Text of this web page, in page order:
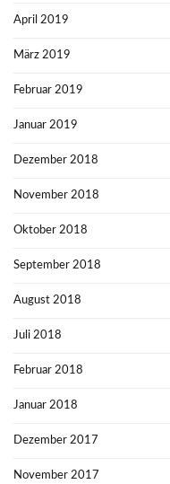
April 2019
März 2019
Februar 2019
Januar 2019
Dezember 2018
November 2018
Oktober 2018
September 2018
August 2018
Juli 2018
Februar 2018
Januar 2018
Dezember 2017
November 2017